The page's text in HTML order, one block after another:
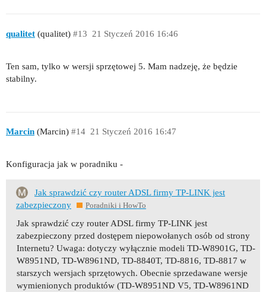
qualitet (qualitet) 21 Styczeń 2016 16:46
#13
Ten sam, tylko w wersji sprzętowej 5. Mam nadzeję, że będzie
stabilny.
Marcin (Marcin) 21 Styczeń 2016 16:47
#14
Konfiguracja jak w poradniku -
Jak sprawdzić czy router ADSL firmy TP-LINK jest
zabezpieczony
Poradniki i HowTo
Jak sprawdzić czy router ADSL firmy TP-LINK jest
zabezpieczony przed dostępem niepowołanych osób od strony
Internetu? Uwaga: dotyczy wyłącznie modeli TD-W8901G, TD-
W8951ND, TD-W8961ND, TD-8840T, TD-8816, TD-8817 w
starszych wersjach sprzętowych. Obecnie sprzedawane wersje
wymienionych produktów (TD-W8951ND V5, TD-W8961ND